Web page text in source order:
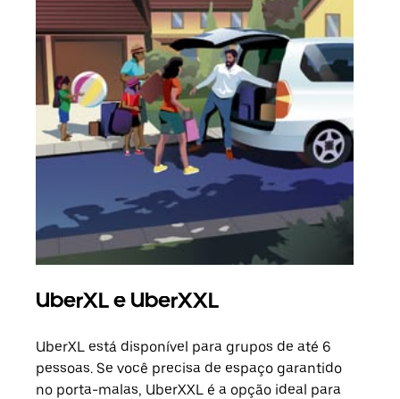
UberXL e UberXXL
UberXL está disponível para grupos de até 6
pessoas. Se você precisa de espaço garantido
no porta-malas, UberXXL é a opção ideal para